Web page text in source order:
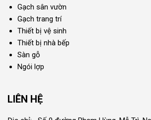
Gạch sân vườn
Gạch trang trí
Thiết bị vệ sinh
Thiết bị nhà bếp
Sàn gỗ
Ngói lợp
LIÊN HỆ